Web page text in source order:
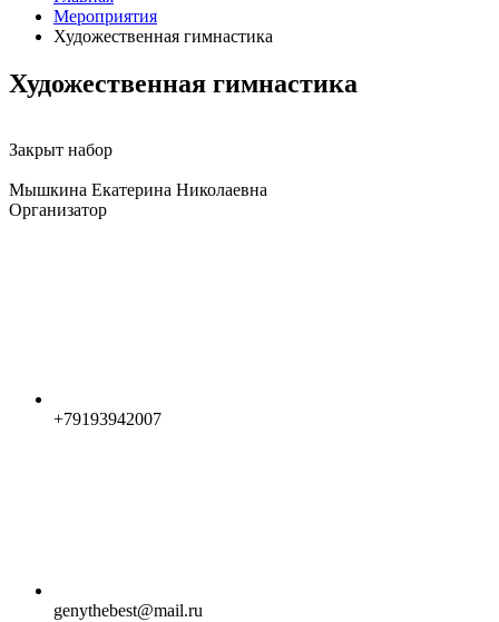
Мероприятия
Художественная гимнастика
Художественная гимнастика
Закрыт набор
Мышкина Екатерина Николаевна
Организатор
+79193942007
genythebest@mail.ru